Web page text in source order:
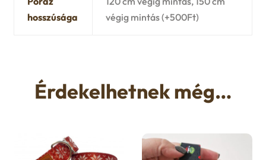
hosszúsága
végig mintás (+500Ft)
Érdekelhetnek még…